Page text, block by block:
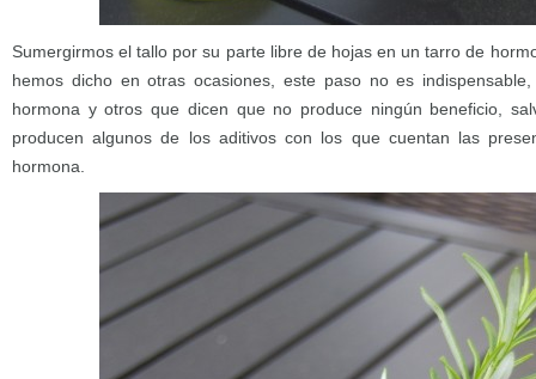
Sumergirmos el tallo por su parte libre de hojas en un tarro de
hemos dicho en otras ocasiones, este paso no es
hormona y otros que dicen que no produce ningún beneficio,
producen algunos de los aditivos con los que cuentan las
hormona.